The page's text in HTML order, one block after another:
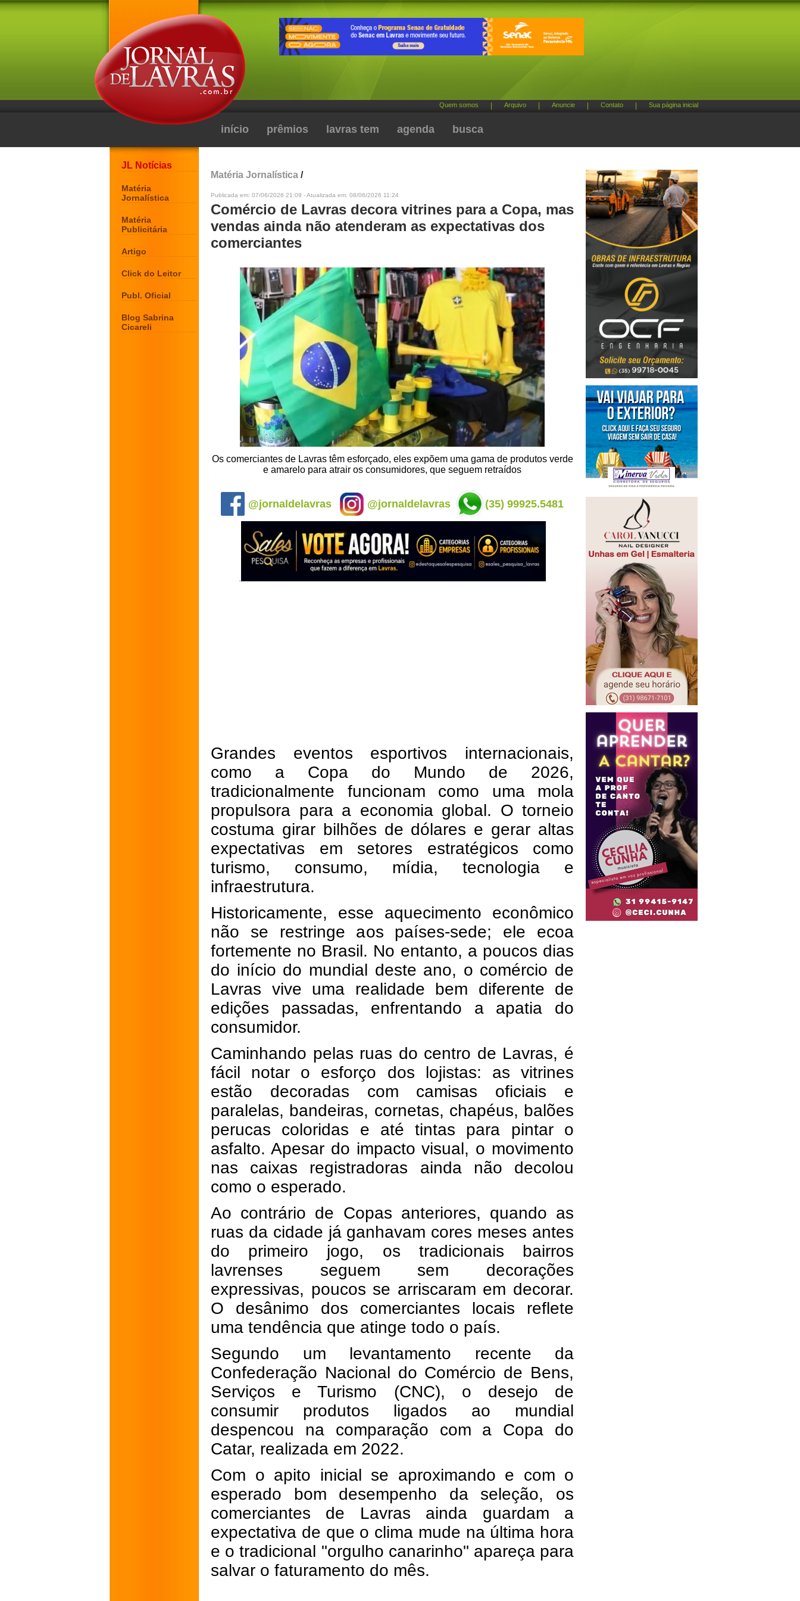
Quem somos Arquivo Anuncie Contato Sua página inicial
início prêmios lavras tem agenda busca
JL Notícias
Matéria
Jornalística
Matéria
Publicitária
Artigo
Click do Leitor
Publ. Oficial
Blog Sabrina
Cicareli
Matéria Jornalística /
Publicada em: 07/06/2026 21:09 - Atualizada em: 08/06/2026 11:24
Comércio de Lavras decora vitrines para a Copa, mas
vendas ainda não atenderam as expectativas dos
comerciantes
Os comerciantes de Lavras têm esforçado, eles expõem uma gama de produtos verde
e amarelo para atrair os consumidores, que seguem retraídos
@jornaldelavras @jornaldelavras (35) 99925.5481
Grandes eventos esportivos internacionais,
como a Copa do Mundo de 2026,
tradicionalmente funcionam como uma mola
propulsora para a economia global. O torneio
costuma girar bilhões de dólares e gerar altas
expectativas em setores estratégicos como
turismo, consumo, mídia, tecnologia e
infraestrutura.
Historicamente, esse aquecimento econômico
não se restringe aos países-sede; ele ecoa
fortemente no Brasil. No entanto, a poucos dias
do início do mundial deste ano, o comércio de
Lavras vive uma realidade bem diferente de
edições passadas, enfrentando a apatia do
consumidor.
Caminhando pelas ruas do centro de Lavras, é
fácil notar o esforço dos lojistas: as vitrines
estão decoradas com camisas oficiais e
paralelas, bandeiras, cornetas, chapéus, balões
perucas coloridas e até tintas para pintar o
asfalto. Apesar do impacto visual, o movimento
nas caixas registradoras ainda não decolou
como o esperado.
Ao contrário de Copas anteriores, quando as
ruas da cidade já ganhavam cores meses antes
do primeiro jogo, os tradicionais bairros
lavrenses seguem sem decorações
expressivas, poucos se arriscaram em decorar.
O desânimo dos comerciantes locais reflete
uma tendência que atinge todo o país.
Segundo um levantamento recente da
Confederação Nacional do Comércio de Bens,
Serviços e Turismo (CNC), o desejo de
consumir produtos ligados ao mundial
despencou na comparação com a Copa do
Catar, realizada em 2022.
Com o apito inicial se aproximando e com o
esperado bom desempenho da seleção, os
comerciantes de Lavras ainda guardam a
expectativa de que o clima mude na última hora
e o tradicional "orgulho canarinho" apareça para
salvar o faturamento do mês.